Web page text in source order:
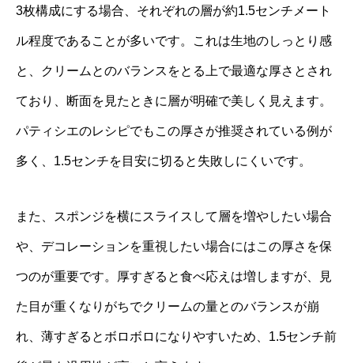
3枚構成にする場合、それぞれの層が約1.5センチメート
ル程度であることが多いです。これは生地のしっとり感
と、クリームとのバランスをとる上で最適な厚さとされ
ており、断面を見たときに層が明確で美しく見えます。
パティシエのレシピでもこの厚さが推奨されている例が
多く、1.5センチを目安に切ると失敗しにくいです。
また、スポンジを横にスライスして層を増やしたい場合
や、デコレーションを重視したい場合にはこの厚さを保
つのが重要です。厚すぎると食べ応えは増しますが、見
た目が重くなりがちでクリームの量とのバランスが崩
れ、薄すぎるとボロボロになりやすいため、1.5センチ前